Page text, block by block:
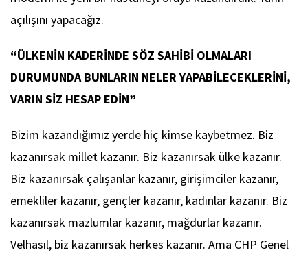
açılışını yapacağız.
“ÜLKENİN KADERİNDE SÖZ SAHİBİ OLMALARI
DURUMUNDA BUNLARIN NELER YAPABİLECEKLERİNİ,
VARIN SİZ HESAP EDİN”
Bizim kazandığımız yerde hiç kimse kaybetmez. Biz
kazanırsak millet kazanır. Biz kazanırsak ülke kazanır.
Biz kazanırsak çalışanlar kazanır, girişimciler kazanır,
emekliler kazanır, gençler kazanır, kadınlar kazanır. Biz
kazanırsak mazlumlar kazanır, mağdurlar kazanır.
Velhasıl, biz kazanırsak herkes kazanır. Ama CHP Genel